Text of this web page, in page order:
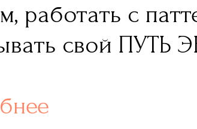
работать с
свой ПУТЬ